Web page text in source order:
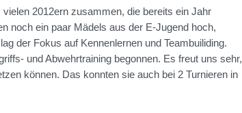
2012ern zusammen, die bereits ein Jahr
noch ein paar Mädels aus der E-Jugend hoch,
der Fokus auf Kennenlernen und Teambuiliding.
und Abwehrtraining begonnen. Es freut uns sehr,
können. Das konnten sie auch bei 2 Turnieren in